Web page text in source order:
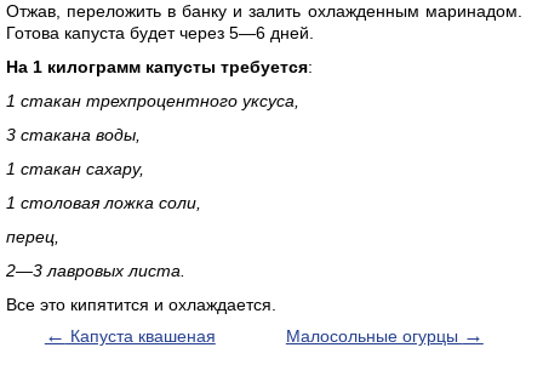
Отжав, переложить в банку и залить охлажденным маринадом.
Готова капуста будет через 5—6 дней.
На 1 килограмм капусты требуется:
1 стакан трехпроцентного уксуса,
3 стакана воды,
1 стакан сахару,
1 столовая ложка соли,
перец,
2—3 лавровых листа.
Все это кипятится и охлаждается.
← Капуста квашеная Малосольные огурцы →